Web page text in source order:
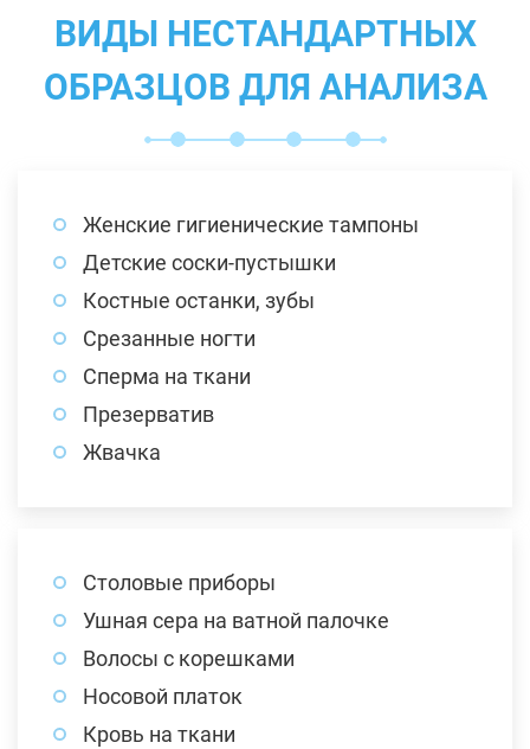
ВИДЫ НЕСТАНДАРТНЫХ
ОБРАЗЦОВ ДЛЯ АНАЛИЗА
Женские гигиенические тампоны
Детские соски-пустышки
Костные останки, зубы
Срезанные ногти
Сперма на ткани
Презерватив
Жвачка
Столовые приборы
Ушная сера на ватной палочке
Волосы с корешками
Носовой платок
Кровь на ткани